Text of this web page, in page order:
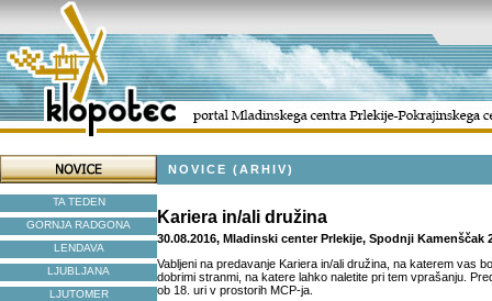
TA TEDEN
GORNJA RADGONA
LENDAVA
LJUBLJANA
LJUTOMER
NOVICE (ARHIV)
Kariera in/ali družina
30.08.2016, Mladinski center Prlekije, Spodnji Kamenščak
Vabljeni na predavanje Kariera in/ali družina, na katerem vas
dobrimi stranmi, na katere lahko naletite pri tem vprašanju.
ob 18. uri v prostorih MCP-ja.